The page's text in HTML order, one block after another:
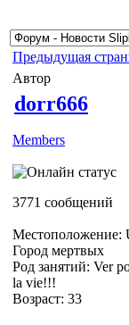
Предыдущая
Автор
dorr666
Members
3771 сообщений
Местоположение:
Город мертвых
Род занятий: Ver
la vie!!!
Возраст: 33